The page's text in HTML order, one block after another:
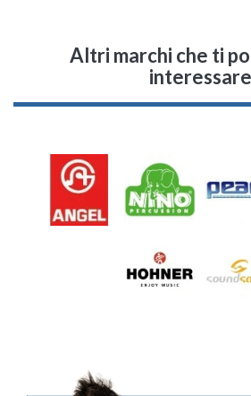
Altri marchi che ti
interessare